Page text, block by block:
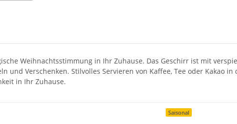
Weihnachtsstimmung in Ihr Zuhause. Das Geschirr ist mit
und Verschenken. Stilvolles Servieren von Kaffee, Tee oder Kakao in
in Ihr Zuhause.
Saisonal